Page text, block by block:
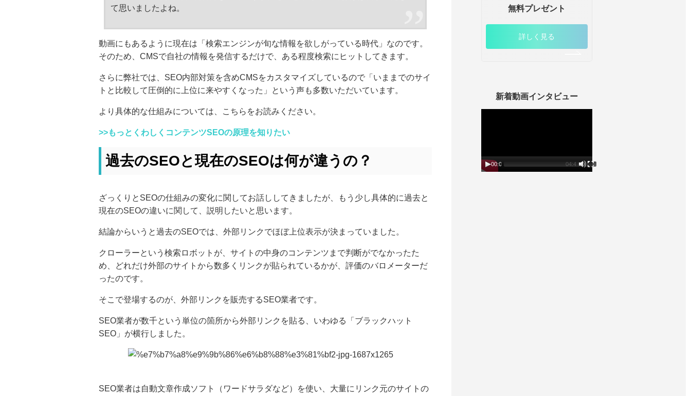
て思いましたよね。
動画にもあるように現在は「検索エンジンが旬な情報を欲しがっている時代」なのです。
そのため、CMSで自社の情報を発信するだけで、ある程度検索にヒットしてきます。
さらに弊社では、SEO内部対策を含めCMSをカスタマイズしているので「いままでのサイ
トと比較して圧倒的に上位に来やすくなった」という声も多数いただいています。
より具体的な仕組みについては、こちらをお読みください。
>>もっとくわしくコンテンツSEOの原理を知りたい
過去のSEOと現在のSEOは何が違うの？
ざっくりとSEOの仕組みの変化に関してお話ししてきましたが、もう少し具体的に過去と
現在のSEOの違いに関して、説明したいと思います。
結論からいうと過去のSEOでは、外部リンクでほぼ上位表示が決まっていました。
クローラーという検索ロボットが、サイトの中身のコンテンツまで判断がでなかったた
め、どれだけ外部のサイトから数多くリンクが貼られているかが、評価のバロメーターだ
ったのです。
そこで登場するのが、外部リンクを販売するSEO業者です。
SEO業者が数千という単位の箇所から外部リンクを貼る、いわゆる「ブラックハット
SEO」が横行しました。
SEO業者は自動文章作成ソフト（ワードサラダなど）を使い、大量にリンク元のサイトの
無料プレゼント
詳しく見る
新着動画インタビュー
動
00:00 04:45